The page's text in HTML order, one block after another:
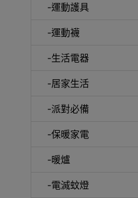
-運動護具
-運動襪
-生活電器
-居家生活
-派對必備
-保暖家電
-暖爐
-電滅蚊燈